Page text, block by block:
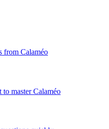
from Calaméo
master Calaméo